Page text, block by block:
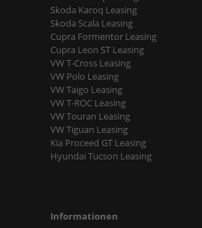
Skoda Karoq Leasing
Skoda Scala Leasing
Cupra Formentor Leasing
Cupra Leon ST Leasing
VW T-Cross Leasing
VW Polo Leasing
VW Taigo Leasing
VW T-ROC Leasing
VW Touran Leasing
VW Tiguan Leasing
Kia Proceed GT Leasing
Hyundai Tucson Leasing
Informationen